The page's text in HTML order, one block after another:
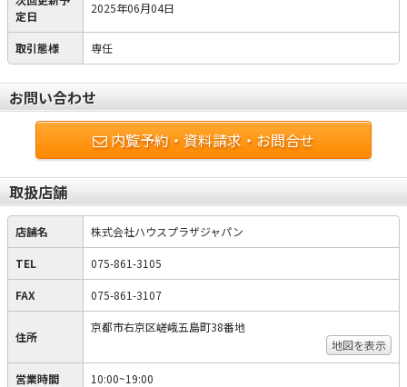
定日
2025年06月04日
取引態様 専任
お問い合わせ
内覧予約・資料請求・お問合せ
取扱店舗
店舗名 株式会社ハウスプラザジャパン
TEL 075-861-3105
FAX 075-861-3107
住所
京都市右京区嵯峨五島町38番地
地図を表示
営業時間 10:00~19:00